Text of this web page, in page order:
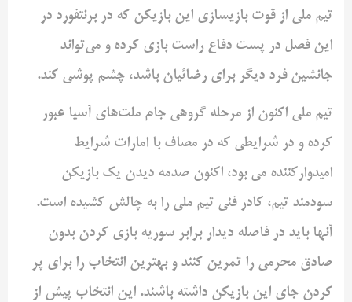
تیم ملی از قوت بازیسازی این بازیکن که در برنتفورد در
این فصل در پست دفاع راست بازی کرده و می‌تواند
جانشین فرد دیگر برای رضائیان باشد، چشم پوشی کند.
تیم ملی اکنون از مرحله گروهی جام ملت‌های آسیا عبور
کرده و در شرایطی که در مصاف با امارات شرایط
امیدوارکننده می بود، اکنون صدمه دیدن یک بازیکن
سودمند تیم، کادر فنی تیم ملی را به چالش کشیده است.
آنها باید در فاصله دیدار برابر سوریه بازی کردن بدون
صادق محرمی را تمرین کنند و بهترین انتخاب را برای پر
کردن جای این بازیکن داشته باشند. این انتخاب پیش از